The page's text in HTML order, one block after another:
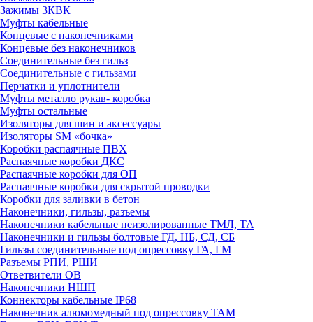
Зажимы 3КВК
Муфты кабельные
Концевые с наконечниками
Концевые без наконечников
Соединительные без гильз
Соединительные с гильзами
Перчатки и уплотнители
Муфты металло рукав- коробка
Муфты остальные
Изоляторы для шин и аксессуары
Изоляторы SM «бочка»
Коробки распаячные ПВХ
Распаячные коробки ДКС
Распаячные коробки для ОП
Распаячные коробки для скрытой проводки
Коробки для заливки в бетон
Наконечники, гильзы, разъемы
Наконечники кабельные неизолированные ТМЛ, ТА
Наконечники и гильзы болтовые ГД, НБ, СД, СБ
Гильзы соединительные под опрессовку ГА, ГМ
Разъемы РПИ, РШИ
Ответвители ОВ
Наконечники НШП
Коннекторы кабельные IP68
Наконечник алюмомедный под опрессовку ТАМ